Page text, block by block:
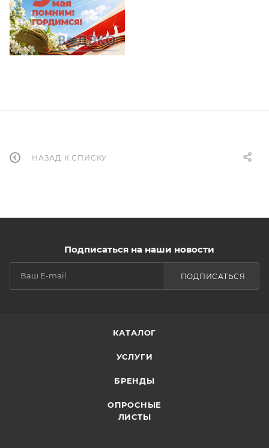
НАЗАД К СПИСКУ
Подписаться на наши новости
ПОДПИСАТЬСЯ
КАТАЛОГ
УСЛУГИ
БРЕНДЫ
ОПРОСНЫЕ
ЛИСТЫ